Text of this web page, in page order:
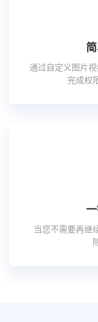
通过自定义图片
完成权
当您不需要再继